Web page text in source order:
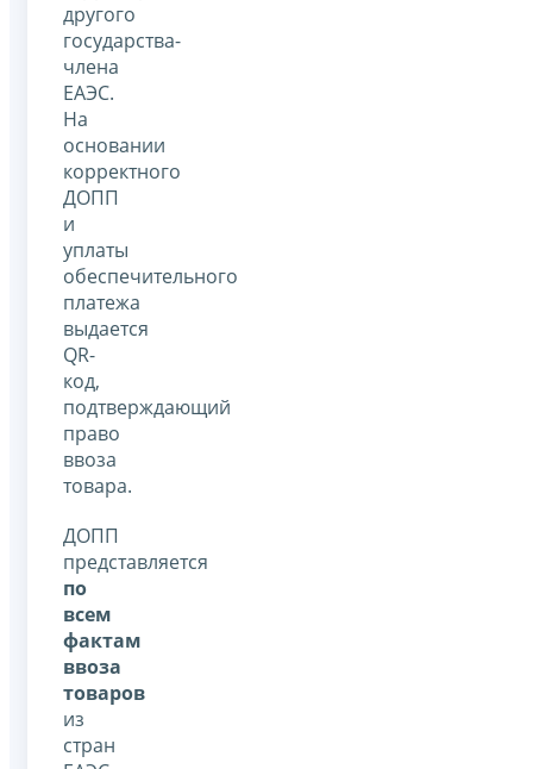
другого
государства-
члена
ЕАЭС.
На
основании
корректного
ДОПП
и
уплаты
обеспечительного
платежа
выдается
QR-
код,
подтверждающий
право
ввоза
товара.
ДОПП
представляется
по
всем
фактам
ввоза
товаров
из
стран